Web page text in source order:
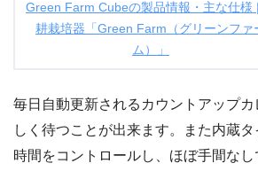
Green Farm Cubeの製品情報・主な仕様
耕栽培器「Green Farm（グリーンファ
ム）」
毎日自動更新されるカウントアップ
しく待つことが出来ます。また内蔵
時間をコントロールし、ほぼ手間な